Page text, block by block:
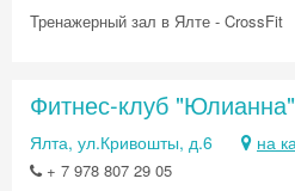
Тренажерный зал в Ялте - CrossFit
Фитнес-клуб "Юлианна"
Ялта, ул.Кривошты, д.6 на
+ 7 978 807 29 05